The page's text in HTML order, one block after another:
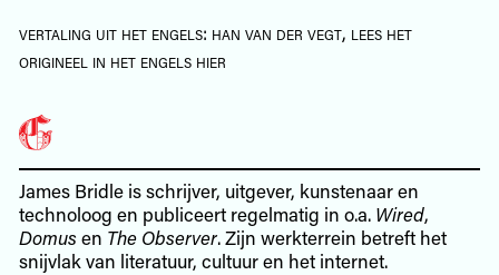
vertaling uit het engels: han van der vegt, lees het
origineel in het engels hier
James Bridle is schrijver, uitgever, kunstenaar en
technoloog en publiceert regelmatig in o.a. Wired,
Domus en The Observer. Zijn werkterrein betreft het
snijvlak van literatuur, cultuur en het internet.